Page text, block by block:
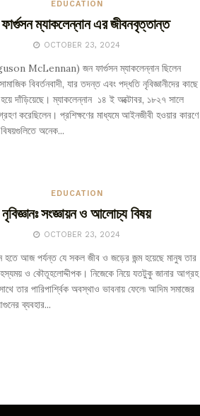
EDUCATION
ম্যাকলেন্নান এর জীবনবৃত্তান্ত
OCTOBER 23, 2024
McLennan) জন ফার্গুসন ম্যাকলেন্নান ছিলেন
বিবর্তনবাদী, যার তদন্ত এবং পদ্ধতি নৃবিজ্ঞানীদের কাছে
দাঁড়িয়েছে। ম্যাকলেন্নান ১৪ ই অক্টোবর, ১৮২৭ সালে
করেছিলেন। প্রশিক্ষণের মাধ্যমে আইনজীবী হওয়ার কারণে
বিষয়গুলিতে অনেক...
EDUCATION
নৃবিজ্ঞানঃ সংজ্ঞায়ন ও আলোচ্য বিষয়
OCTOBER 23, 2024
হতে আজ পর্যন্ত যে সকল জীব ও জড়ের জন্ম হয়েছে মানুষ তার
ও কৌতূহলোদ্দীপক। নিজেকে নিয়ে যতটুকু জানার আগ্রহ
তার পারিপার্শ্বিক অবস্থাও ভাবনায় ফেলে৷ আদিম সমাজের
ব্যবহার...